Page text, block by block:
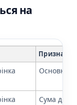
на
Основна
Сума до